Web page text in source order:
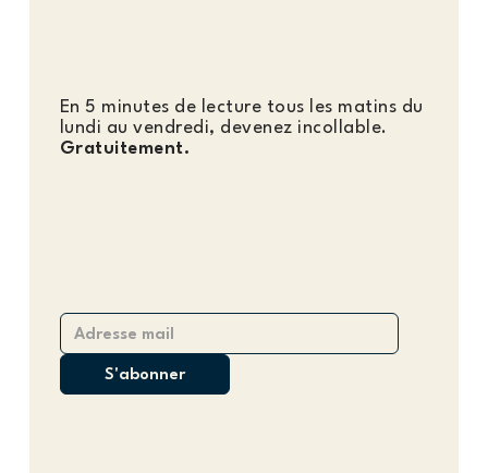
En 5 minutes de lecture tous les matins du
lundi au vendredi, devenez incollable.
Gratuitement.